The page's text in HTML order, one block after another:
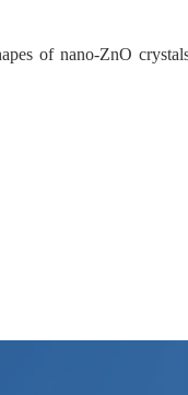
of nano-ZnO